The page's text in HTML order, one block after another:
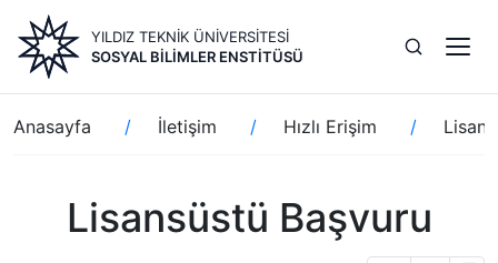
içeriğe
atla
YILDIZ TEKNİK ÜNİVERSİTESİ
SOSYAL BILIMLER ENSTITÜSÜ
Sayfa
yolu
Anasayfa İletişim Hızlı Erişim
Lisansüstü Başvuru